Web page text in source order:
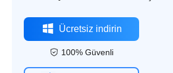
Ücretsiz indirin
100% Güvenli